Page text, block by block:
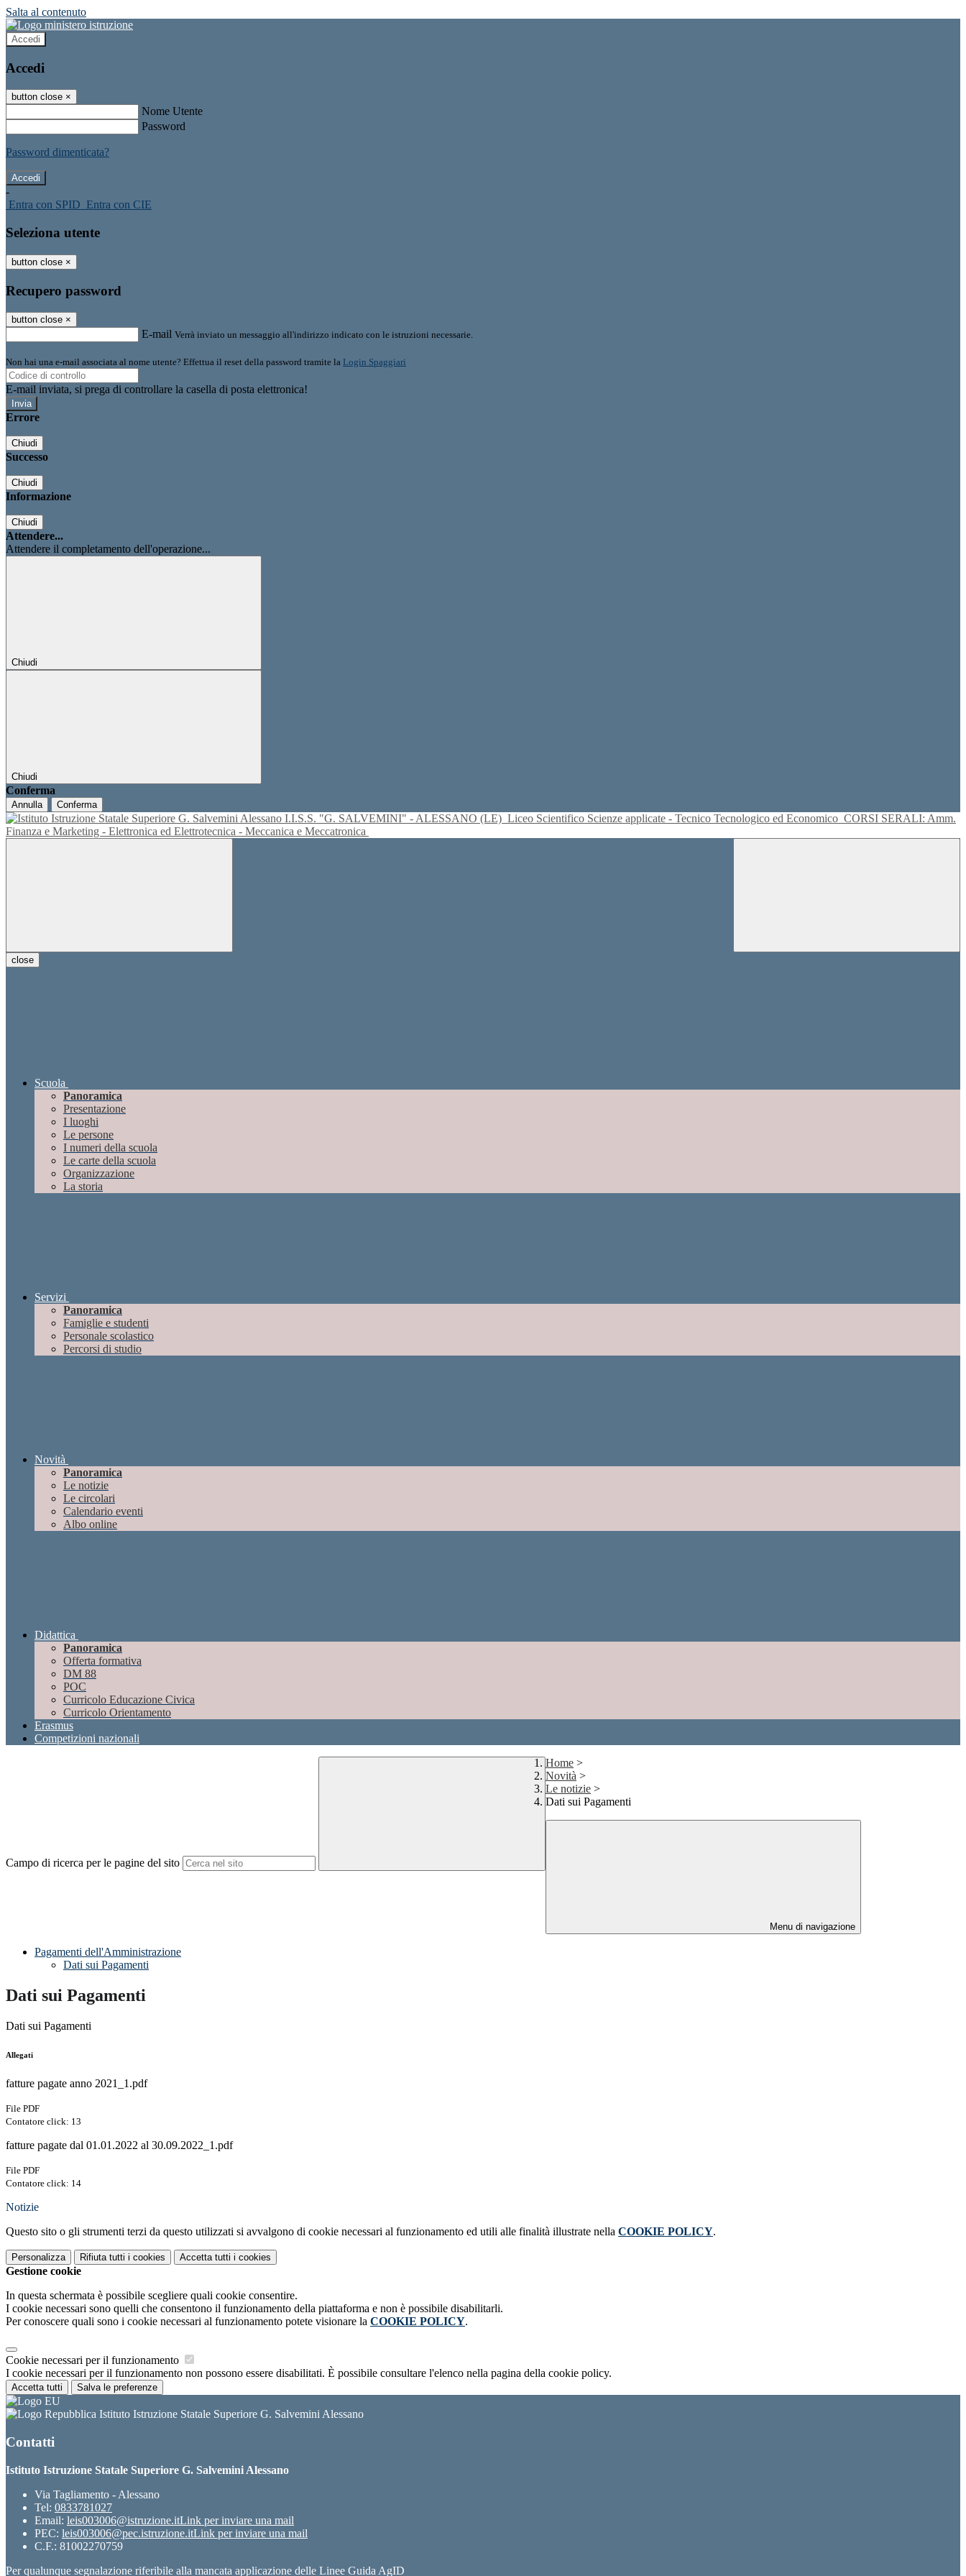
Salta al contenuto
Accedi
Accedi
button close ×
Nome Utente
Password
Password dimenticata?
-
Entra con SPID Entra con CIE
Seleziona utente
button close ×
Recupero password
button close ×
E-mail Verrà inviato un messaggio all'indirizzo indicato con le istruzioni necessarie.
Non hai una e-mail associata al nome utente? Effettua il reset della password tramite la Login Spaggiari
E-mail inviata, si prega di controllare la casella di posta elettronica!
Errore
Chiudi
Successo
Chiudi
Informazione
Chiudi
Attendere...
Attendere il completamento dell'operazione...
Chiudi
Chiudi
Conferma
Annulla Conferma
I.I.S.S. "G. SALVEMINI" - ALESSANO (LE) Liceo Scientifico Scienze applicate - Tecnico Tecnologico ed Economico CORSI SERALI: Amm.
Finanza e Marketing - Elettronica ed Elettrotecnica - Meccanica e Meccatronica
close
Scuola
Panoramica
Presentazione
I luoghi
Le persone
I numeri della scuola
Le carte della scuola
Organizzazione
La storia
Servizi
Panoramica
Famiglie e studenti
Personale scolastico
Percorsi di studio
Novità
Panoramica
Le notizie
Le circolari
Calendario eventi
Albo online
Didattica
Panoramica
Offerta formativa
DM 88
POC
Curricolo Educazione Civica
Curricolo Orientamento
Erasmus
Competizioni nazionali
Campo di ricerca per le pagine del sito
Home >
Novità >
Le notizie >
Dati sui Pagamenti
Menu di navigazione
Pagamenti dell'Amministrazione
Dati sui Pagamenti
Dati sui Pagamenti
Dati sui Pagamenti
Allegati
fatture pagate anno 2021_1.pdf
File PDF
Contatore click: 13
fatture pagate dal 01.01.2022 al 30.09.2022_1.pdf
File PDF
Contatore click: 14
Notizie
Questo sito o gli strumenti terzi da questo utilizzati si avvalgono di cookie necessari al funzionamento ed utili alle finalità illustrate nella COOKIE POLICY.
Personalizza Rifiuta tutti i cookies Accetta tutti i cookies
Gestione cookie
In questa schermata è possibile scegliere quali cookie consentire.
I cookie necessari sono quelli che consentono il funzionamento della piattaforma e non è possibile disabilitarli.
Per conoscere quali sono i cookie necessari al funzionamento potete visionare la COOKIE POLICY.
Cookie necessari per il funzionamento
I cookie necessari per il funzionamento non possono essere disabilitati. È possibile consultare l'elenco nella pagina della cookie policy.
Accetta tutti Salva le preferenze
Istituto Istruzione Statale Superiore G. Salvemini Alessano
Contatti
Istituto Istruzione Statale Superiore G. Salvemini Alessano
Via Tagliamento - Alessano
Tel: 0833781027
Email: leis003006@istruzione.itLink per inviare una mail
PEC: leis003006@pec.istruzione.itLink per inviare una mail
C.F.: 81002270759
Per qualunque segnalazione riferibile alla mancata applicazione delle Linee Guida AgID